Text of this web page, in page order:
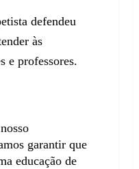
defendeu
às
e professores.
garantir que
educação de